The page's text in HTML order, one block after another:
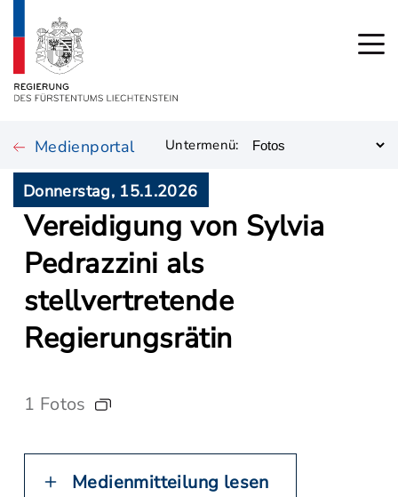
Medienportal Untermenü:
Donnerstag, 15.1.2026
Vereidigung von Sylvia
Pedrazzini als
stellvertretende
Regierungsrätin
1 Fotos
Medienmitteilung lesen